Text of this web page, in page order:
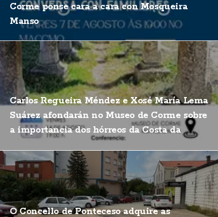
Corme ponse cara a cara con Mosqueira
Manso
Carlos Regueira Méndez e Xosé María Lema
Suárez afondarán no Museo de Corme sobre
a importancia dos hórreos da Costa da
O Concello de Ponteceso adquire as